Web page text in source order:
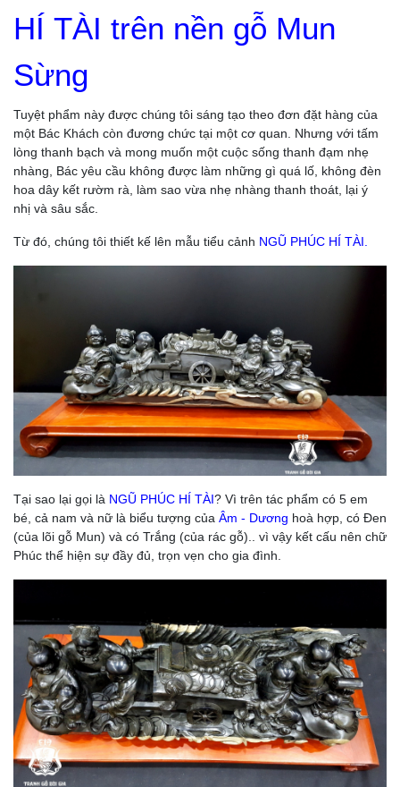
HÍ TÀI trên nền gỗ Mun
Sừng
Tuyệt phẩm này được chúng tôi sáng tạo theo đơn đặt hàng của
một Bác Khách còn đương chức tại một cơ quan. Nhưng với tấm
lòng thanh bạch và mong muốn một cuộc sống thanh đạm nhẹ
nhàng, Bác yêu cầu không được làm những gì quá lố, không đèn
hoa dây kết rườm rà, làm sao vừa nhẹ nhàng thanh thoát, lại ý
nhị và sâu sắc.
Từ đó, chúng tôi thiết kế lên mẫu tiểu cảnh NGŨ PHÚC HÍ TÀI.
Tại sao lại gọi là NGŨ PHÚC HÍ TÀI? Vì trên tác phẩm có 5 em
bé, cả nam và nữ là biểu tượng của Âm - Dương hoà hợp, có Đen
(của lõi gỗ Mun) và có Trắng (của rác gỗ).. vì vậy kết cấu nên chữ
Phúc thể hiện sự đầy đủ, trọn vẹn cho gia đình.